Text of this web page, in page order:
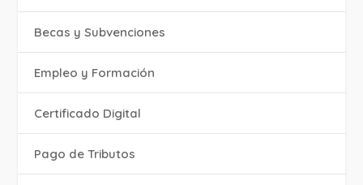
Becas y Subvenciones
Empleo y Formación
Certificado Digital
Pago de Tributos